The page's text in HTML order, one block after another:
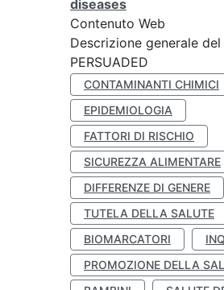
diseases
Contenuto Web
Descrizione generale
PERSUADED
CONTAMINANTI CHIMICI
EPIDEMIOLOGIA
FATTORI DI RISCHIO
SICUREZZA ALIMENTARE
DIFFERENZE DI GENERE
TUTELA DELLA SALUTE
BIOMARCATORI
PROMOZIONE DELLA